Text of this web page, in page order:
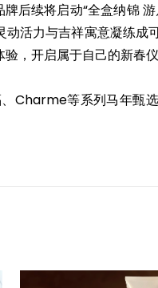
后续将启动“全盒纳锦
活力与吉祥寓意凝练成
，开启属于自己的新春仪
Charme等系列马年甄